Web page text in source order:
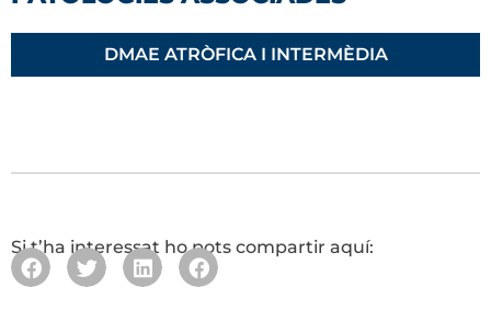
DMAE ATRÒFICA I INTERMÈDIA
Si t’ha interessat ho pots compartir aquí: